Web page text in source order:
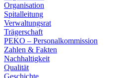
Organisation
Spitalleitung
Verwaltungsrat
Trägerschaft
PEKO – Personalkommission
Zahlen & Fakten
Nachhaltigkeit
Qualität